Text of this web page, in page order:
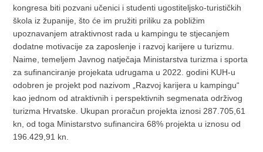
kongresa biti pozvani učenici i studenti ugostiteljsko-turističkih
škola iz županije, što će im pružiti priliku za pobližim
upoznavanjem atraktivnost rada u kampingu te stjecanjem
dodatne motivacije za zaposlenje i razvoj karijere u turizmu.
Naime, temeljem Javnog natječaja Ministarstva turizma i sporta
za sufinanciranje projekata udrugama u 2022. godini KUH-u
odobren je projekt pod nazivom „Razvoj karijera u kampingu“
kao jednom od atraktivnih i perspektivnih segmenata održivog
turizma Hrvatske. Ukupan proračun projekta iznosi 287.705,61
kn, od toga Ministarstvo sufinancira 68% projekta u iznosu od
196.429,91 kn.